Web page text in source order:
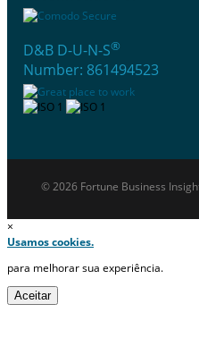
D&B D-U-N-S®
Number: 861494523
© 2026 Fortune Business
×
Usamos cookies.
para melhorar sua experiência.
Aceitar